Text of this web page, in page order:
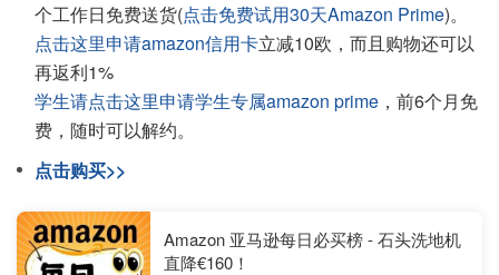
个工作日免费送货(点击免费试用30天Amazon Prime)。
点击这里申请amazon信用卡立减10欧，而且购物还可以
再返利1%
学生请点击这里申请学生专属amazon prime ，前6个月免
费，随时可以解约。
点击购买>>
Amazon 亚马逊每日必买榜 - 石头洗地机
直降€160！